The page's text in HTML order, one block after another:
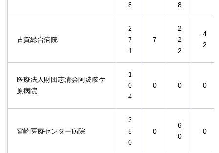
8
8
古賀総合病院
2
7
1
7
2
2
2
4
2
医療法人財団志清会阿波岐ケ
原病院
1
0
4
0 0 0
宮崎医療センター病院
3
5
0
0
6
0
0